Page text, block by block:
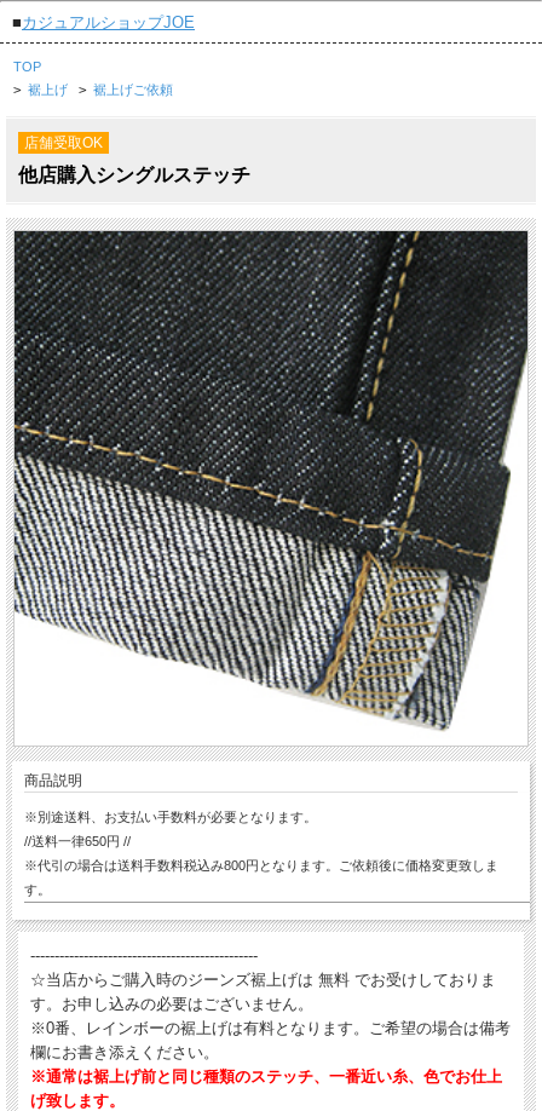
■カジュアルショップJOE
TOP
> 裾上げ > 裾上げご依頼
店舗受取OK
他店購入シングルステッチ
商品説明
※別途送料、お支払い手数料が必要となります。
//送料一律650円 //
※代引の場合は送料手数料税込み800円となります。ご依頼後に価格変更致しま
す。
-----------------------------------------------
☆当店からご購入時のジーンズ裾上げは 無料 でお受けしておりま
す。お申し込みの必要はございません。
※0番、レインボーの裾上げは有料となります。ご希望の場合は備考
欄にお書き添えください。
※通常は裾上げ前と同じ種類のステッチ、一番近い糸、色でお仕上
げ致します。